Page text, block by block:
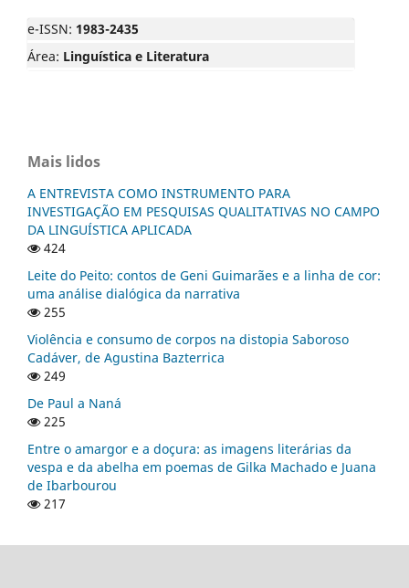
e-ISSN: 1983-2435
Área: Linguística e Literatura
Mais lidos
A ENTREVISTA COMO INSTRUMENTO PARA
INVESTIGAÇÃO EM PESQUISAS QUALITATIVAS NO CAMPO
DA LINGUÍSTICA APLICADA
424
Leite do Peito: contos de Geni Guimarães e a linha de cor:
uma análise dialógica da narrativa
255
Violência e consumo de corpos na distopia Saboroso
Cadáver, de Agustina Bazterrica
249
De Paul a Naná
225
Entre o amargor e a doçura: as imagens literárias da
vespa e da abelha em poemas de Gilka Machado e Juana
de Ibarbourou
217